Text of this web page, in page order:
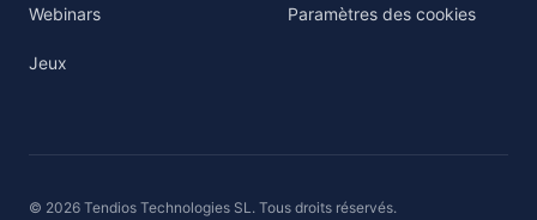
Webinars
Jeux
Paramètres des cookies
© 2026 Tendios Technologies SL. Tous droits réservés.